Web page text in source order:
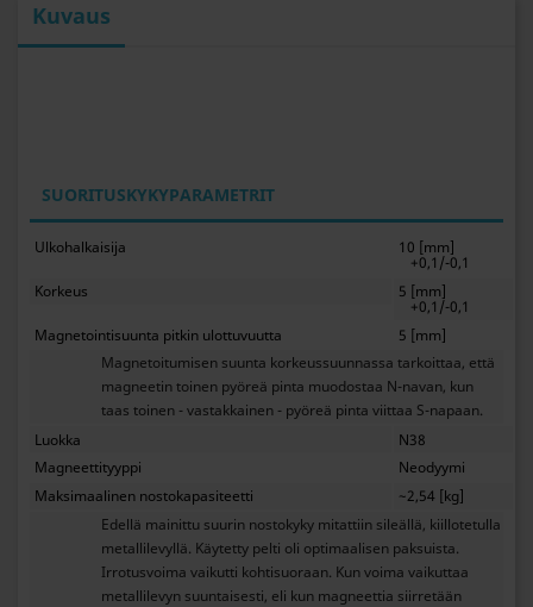
Kuvaus
SUORITUSKYKYPARAMETRIT
Ulkohalkaisija 10 [mm]
+0,1/-0,1
Korkeus
5 [mm]
+0,1/-0,1
Magnetointisuunta pitkin ulottuvuutta
5 [mm]
Magnetoitumisen suunta korkeussuunnassa tarkoittaa, että
magneetin toinen pyöreä pinta muodostaa N-navan, kun
taas toinen - vastakkainen - pyöreä pinta viittaa S-napaan.
Luokka
N38
Magneettityyppi
Neodyymi
Maksimaalinen nostokapasiteetti
~2,54 [kg]
Edellä mainittu suurin nostokyky mitattiin sileällä, kiillotetulla
metallilevyllä. Käytetty pelti oli optimaalisen paksuista.
Irrotusvoima vaikutti kohtisuoraan. Kun voima vaikuttaa
metallilevyn suuntaisesti, eli kun magneettia siirretään